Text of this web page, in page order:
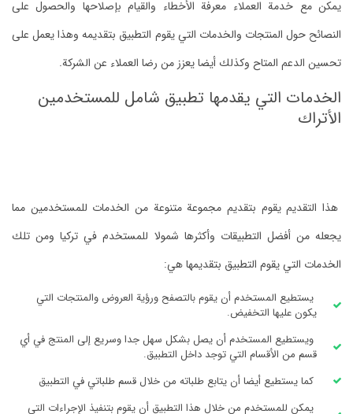
يمكن مع خدمة العملاء معرفة الأخطاء والقيام بإصلاحها والحصول على
النصائح حول المنتجات والخدمات التي يقوم التطبيق بتقديمه وهذا يعمل على
تحسين الدعم المتاح وكذلك أيضا يعزز من رضا العملاء عن الشركة.
الخدمات التي يقدمها تطبيق شامل للمستخدمين
الأتراك
هذا التقديم يقوم بتقديم مجموعة متنوعة من الخدمات للمستخدمين مما
يجعله من أفضل التطبيقات وأكثرها شمولا للمستخدم في تركيا ومن تلك
الخدمات التي يقوم التطبيق بتقديمها هي:
يستطيع المستخدم أن يقوم بالتصفح ورؤية العروض والمنتجات التي
يكون عليها التخفيض.
ويستطيع المستخدم أن يصل بشكل سهل جدا وسريع إلى المنتج في أي
قسم من الأقسام التي توجد داخل التطبيق.
كما يستطيع أيضا أن يتابع طلباته من خلال قسم طلباتي في التطبيق
يمكن للمستخدم من خلال هذا التطبيق أن يقوم بتنفيذ الإجراءات التي